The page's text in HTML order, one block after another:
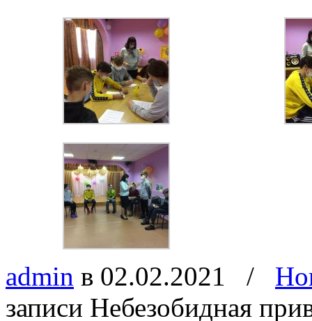
admin в 02.02.2021 /
записи Небезобидная